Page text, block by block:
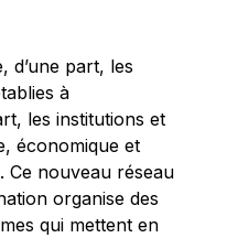
d’une part, les
à
les institutions et
économique et
Ce nouveau réseau
organise des
qui mettent en